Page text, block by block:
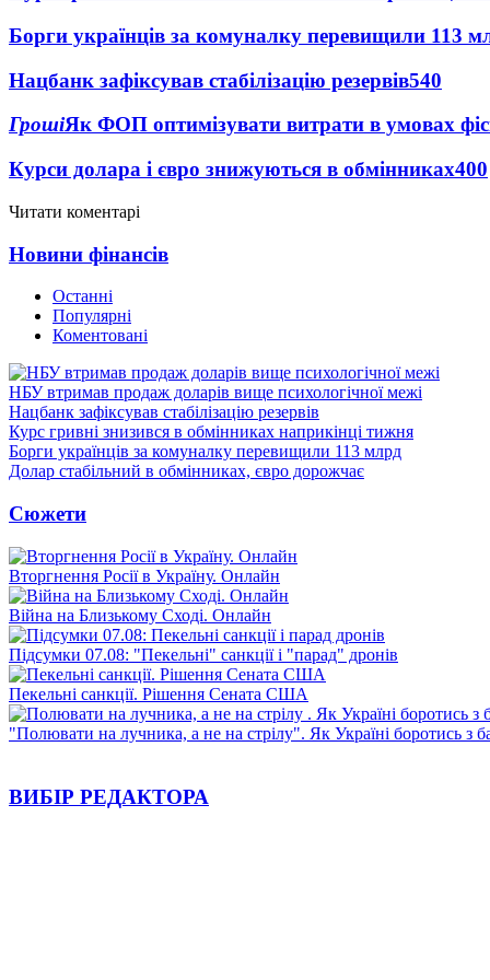
Борги українців за комуналку перевищили 113
Нацбанк зафіксував стабілізацію резервів540
ГрошіЯк ФОП оптимізувати витрати в умовах
Курси долара і євро знижуються в обмінниках400
Читати коментарі
Новини фінансів
Останні
Популярні
Коментовані
НБУ втримав продаж доларів вище психологічної межі
Нацбанк зафіксував стабілізацію резервів
Курс гривні знизився в обмінниках наприкінці тижня
Борги українців за комуналку перевищили 113 млрд
Долар стабільний в обмінниках, євро дорожчає
Сюжети
Вторгнення Росії в Україну. Онлайн
Війна на Близькому Сході. Онлайн
Підсумки 07.08: "Пекельні" санкції і "парад" дронів
Пекельні санкції. Рішення Сената США
"Полювати на лучника, а не на стрілу". Як Україні боротись з
ВИБІР РЕДАКТОРА